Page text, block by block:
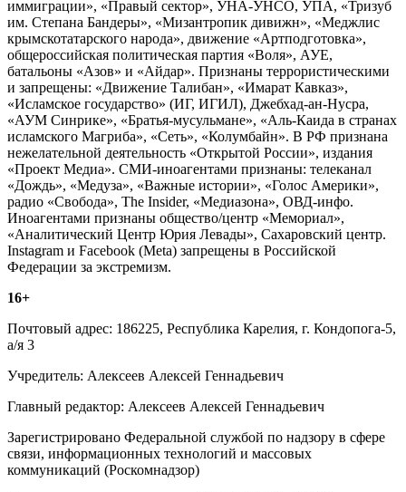
иммиграции», «Правый сектор», УНА-УНСО, УПА, «Тризуб
им. Степана Бандеры», «Мизантропик дивижн», «Меджлис
крымскотатарского народа», движение «Артподготовка»,
общероссийская политическая партия «Воля», АУЕ,
батальоны «Азов» и «Айдар». Признаны террористическими
и запрещены: «Движение Талибан», «Имарат Кавказ»,
«Исламское государство» (ИГ, ИГИЛ), Джебхад-ан-Нусра,
«АУМ Синрике», «Братья-мусульмане», «Аль-Каида в странах
исламского Магриба», «Сеть», «Колумбайн». В РФ признана
нежелательной деятельность «Открытой России», издания
«Проект Медиа». СМИ-иноагентами признаны: телеканал
«Дождь», «Медуза», «Важные истории», «Голос Америки»,
радио «Свобода», The Insider, «Медиазона», ОВД-инфо.
Иноагентами признаны общество/центр «Мемориал»,
«Аналитический Центр Юрия Левады», Сахаровский центр.
Instagram и Facebook (Metа) запрещены в Российской
Федерации за экстремизм.
16+
Почтовый адрес: 186225, Республика Карелия, г. Кондопога-5,
а/я 3
Учредитель: Алексеев Алексей Геннадьевич
Главный редактор: Алексеев Алексей Геннадьевич
Зарегистрировано Федеральной службой по надзору в сфере
связи, информационных технологий и массовых
коммуникаций (Роскомнадзор)